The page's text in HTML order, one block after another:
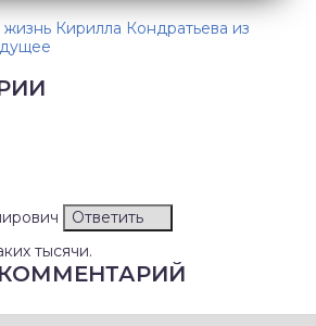
Кирилла Кондратьева из
Ответить
тысячи.